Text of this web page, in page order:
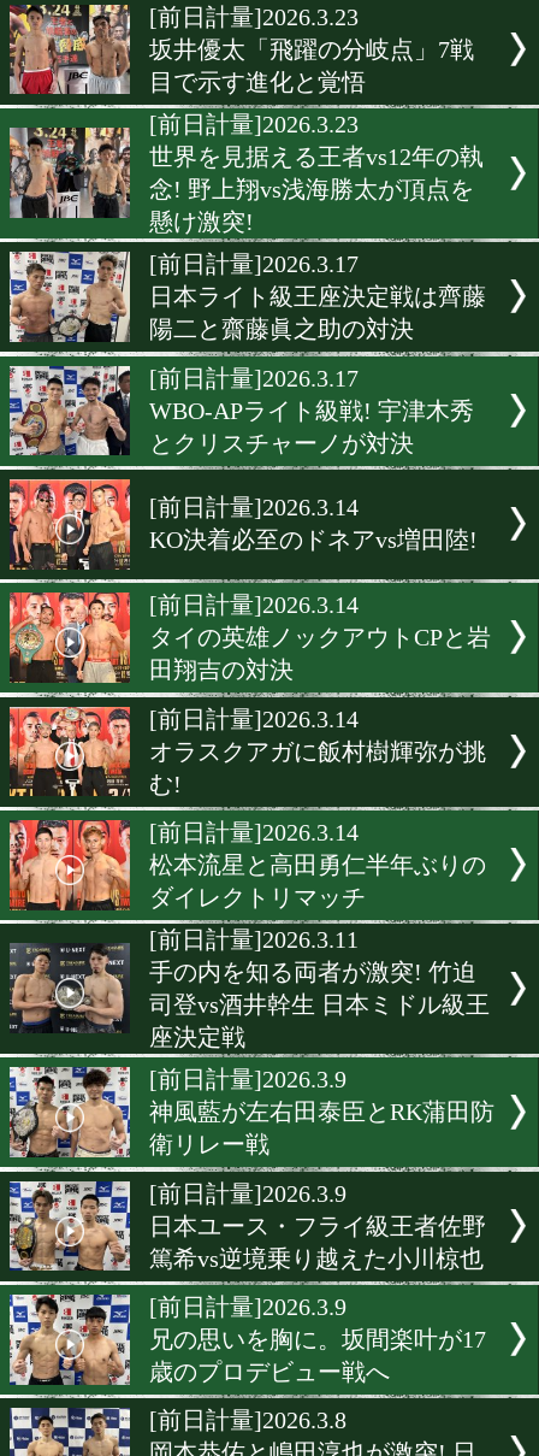
ウェルター級頂上決戦! セ
ュが破壊予告。浦嶋将之は
宣言!
[前日計量]2026.3.23
アマ6冠の実力解禁! 片岡雷
プロのリングで雷鳴を轟か
[前日計量]2026.3.23
坂井優太「飛躍の分岐点」
目で示す進化と覚悟
[前日計量]2026.3.23
世界を見据える王者vs12年
懸け激突!
[前日計量]2026.3.17
日本ライト級王座決定戦は
陽二と齋藤眞之助の対決
[前日計量]2026.3.17
WBO-APライト級戦! 宇津
[前日計量]2026.3.14
KO決着必至のドネアvs増
[前日計量]2026.3.14
タイの英雄ノックアウト
田翔吉の対決
[前日計量]2026.3.14
オラスクアガに飯村樹輝弥
む!
[前日計量]2026.3.14
松本流星と高田勇仁半年ぶ
ダイレクトリマッチ
[前日計量]2026.3.11
手の内を知る両者が激突!